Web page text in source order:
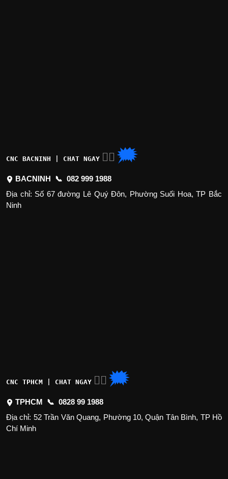
CNC BACNINH | CHAT NGAY 👉🏽 🗯
BACNINH 📞 082 999 1988
Địa chỉ: Số 67 đường Lê Quý Đôn, Phường Suối Hoa, TP Bắc
Ninh
CNC TPHCM | CHAT NGAY 👉🏽 🗯
TPHCM 📞 0828 99 1988
Địa chỉ: 52 Trần Văn Quang, Phường 10, Quận Tân Bình, TP Hồ
Chí Minh